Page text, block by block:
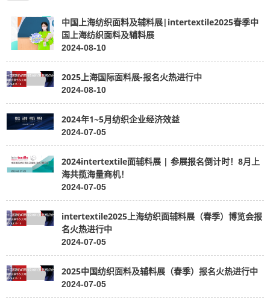
中国上海纺织面料及辅料展|intertextile2025春季中
国上海纺织面料及辅料展
2024-08-10
2025上海国际面料展-报名火热进行中
2024-08-10
2024年1~5月纺织企业经济效益
2024-07-05
2024intertextile面辅料展 | 参展报名倒计时！8月上
海共揽海量商机！
2024-07-05
intertextile2025上海纺织面辅料展（春季）博览会报
名火热进行中
2024-07-05
2025中国纺织面料及辅料展（春季）报名火热进行中
2024-07-05